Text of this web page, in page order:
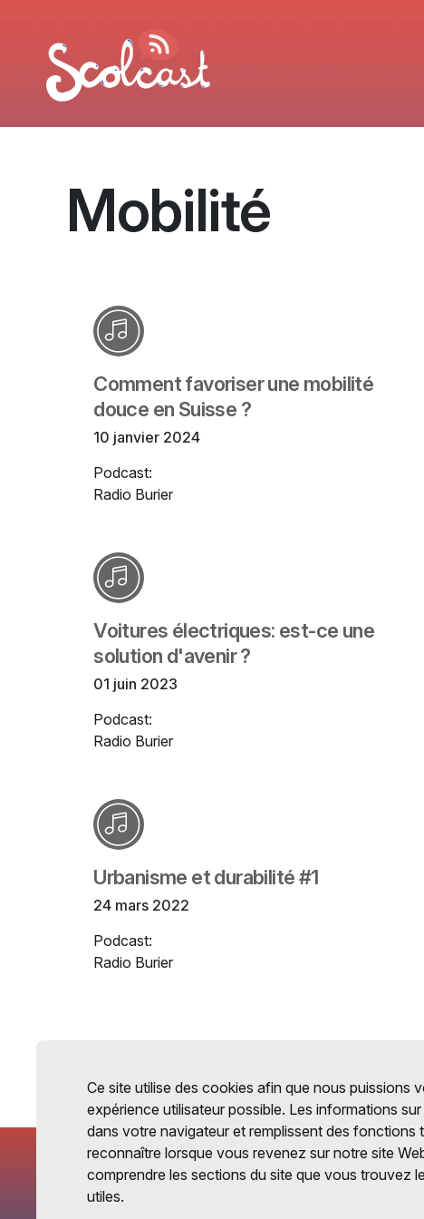
Mobilité
Comment favoriser une mobilité
douce en Suisse ?
10 janvier 2024
Podcast:
Radio Burier
Voitures électriques: est-ce une
solution d'avenir ?
01 juin 2023
Podcast:
Radio Burier
Urbanisme et durabilité #1
24 mars 2022
Podcast:
Radio Burier
Ce site utilise des cookies afin que nous puissions
expérience utilisateur possible. Les informations
dans votre navigateur et remplissent des fonctions
reconnaître lorsque vous revenez sur notre site
comprendre les sections du site que vous trouvez
utiles.